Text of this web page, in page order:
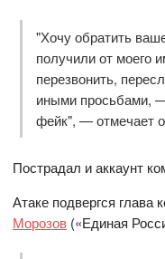
"Хочу обратить
получили от моего
перезвонить,
иными просьбами,
фейк", — отмечает
Пострадал и аккаунт
Атаке подвергся
Морозов («Единая